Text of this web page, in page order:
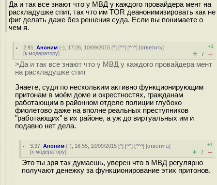
Да и так все знают что у МВД у каждого провайдера мент на
раскладушке спит, так что им TOR деанонимизировать как не
фиг делать даже без решения суда. Если вы понимаете о
чем я.
2.91 ,Аноним (-), 17:26, 10/09/2015 [^] [^^] [^^^] [ответить]
[к модератору]
+1
+ / –
>Да и так все знают что у МВД у каждого провайдера мент
на раскладушке спит
Знаете, судя по нескольким активно функционирующим
притонам в моём доме и окрестностях, гражданам
работающим в районном отделе полиции глубоко
фиолетово даже на вполне реальных преступников
"работающих" в их районе, а уж до виртуальных им и
подавно нет дела.
3.97 ,Аноним (-), 18:55, 10/09/2015 [^] [^^] [^^^] [ответить]
[к модератору]
+1
+ / –
Это ты зря так думаешь, уверен что в МВД регулярно
получают денежку за функционирование этих притонов.